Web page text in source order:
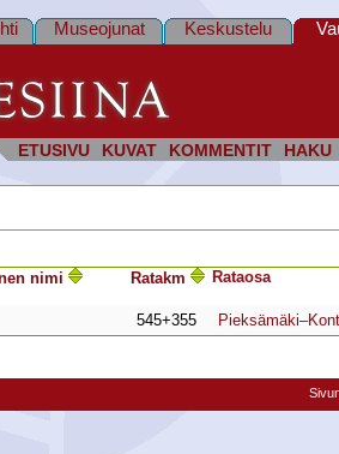
ETUSIVU KUVAT KOMMENTIT HAKU
Museojunat Keskustelu
nimi Ratakm Rata­osa
545+355